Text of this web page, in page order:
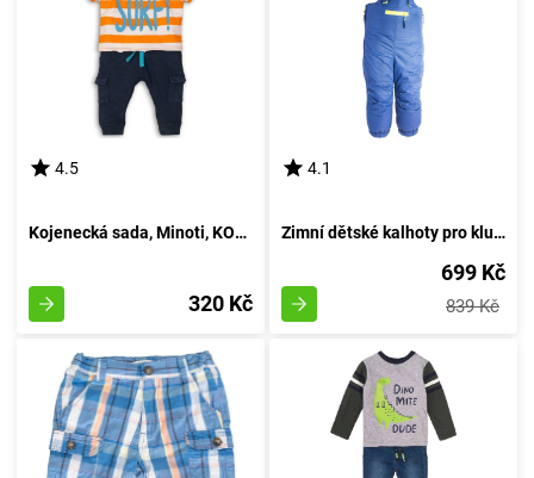
4.5
Kojenecká sada, Minoti, KOKOS 3, žluté - 86/92
320 Kč
4.1
Zimní dětské kalhoty pro kluky, Pidilidi, PD1083-04, azurová - velikost 98 | 3 roky
699 Kč
839 Kč